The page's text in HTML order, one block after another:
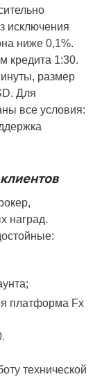
исключения
ниже 0,1%.
кредита 1:30.
размер
Для
все условия:
наград.
платформа Fx
технической